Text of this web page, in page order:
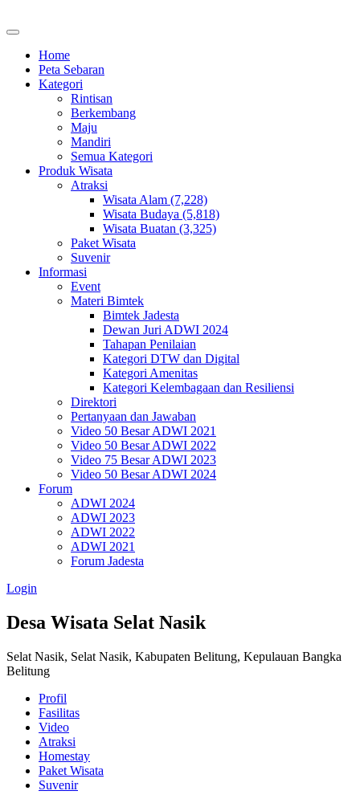
Home
Peta Sebaran
Kategori
Rintisan
Berkembang
Maju
Mandiri
Semua Kategori
Produk Wisata
Atraksi
Wisata Alam (7,228)
Wisata Budaya (5,818)
Wisata Buatan (3,325)
Paket Wisata
Suvenir
Informasi
Event
Materi Bimtek
Bimtek Jadesta
Dewan Juri ADWI 2024
Tahapan Penilaian
Kategori DTW dan Digital
Kategori Amenitas
Kategori Kelembagaan dan Resiliensi
Direktori
Pertanyaan dan Jawaban
Video 50 Besar ADWI 2021
Video 50 Besar ADWI 2022
Video 75 Besar ADWI 2023
Video 50 Besar ADWI 2024
Forum
ADWI 2024
ADWI 2023
ADWI 2022
ADWI 2021
Forum Jadesta
Login
Desa Wisata Selat Nasik
Selat Nasik, Selat Nasik, Kabupaten Belitung, Kepulauan Bangka
Belitung
Profil
Fasilitas
Video
Atraksi
Homestay
Paket Wisata
Suvenir